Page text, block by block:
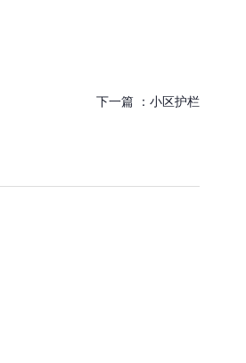
下一篇 ： 小区护栏